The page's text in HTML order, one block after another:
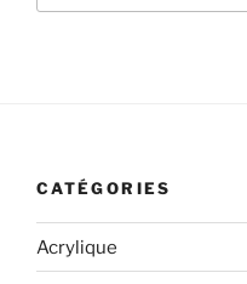
CATÉGORIES
Acrylique